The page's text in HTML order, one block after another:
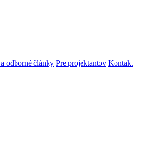
odborné články Pre projektantov Kontakt